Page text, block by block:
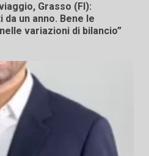
Grasso (FI):
un anno. Bene le
variazioni di bilancio”